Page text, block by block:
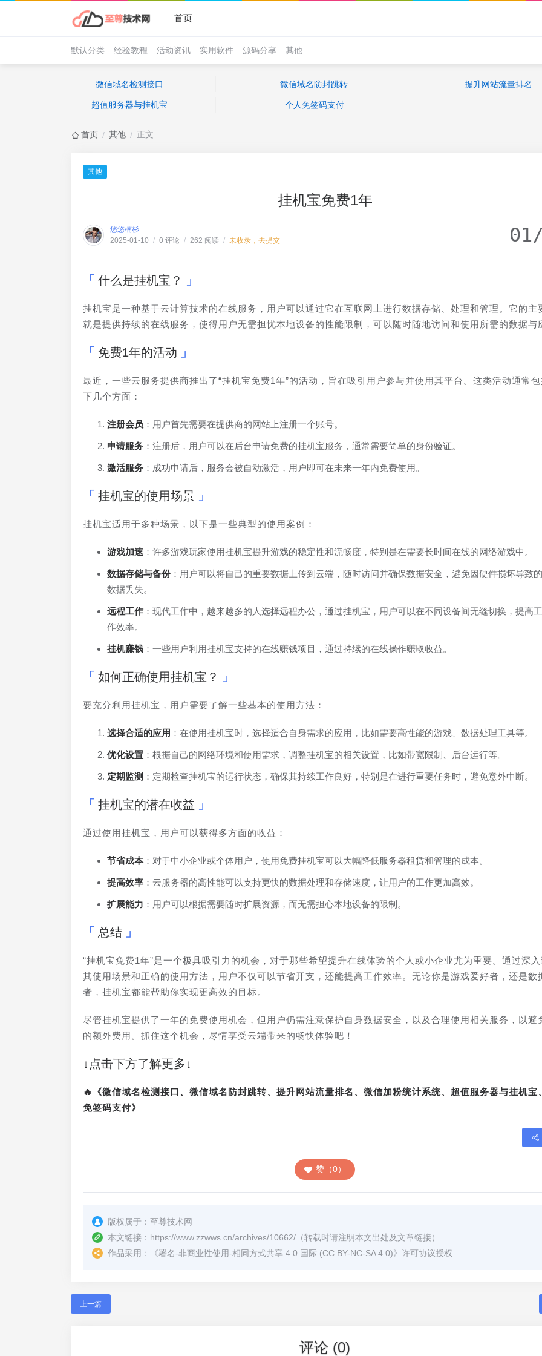
首页
默认分类 经验教程 活动资讯 实用软件 源码分享 其他
微信域名检测接口 微信域名防封跳转 提升网站流量排名
超值服务器与挂机宝 个人免签码支付
首页 / 其他 / 正文
其他
挂机宝免费1年
悠悠楠杉
2025-01-10 / 0 评论 / 262 阅读 / 未收录，去提交
什么是挂机宝？
挂机宝是一种基于云计算技术的在线服务，用户可以通过它在互联网上进行数据存储、处理和管理。它的主
就是提供持续的在线服务，使得用户无需担忧本地设备的性能限制，可以随时随地访问和使用所需的数据与
免费1年的活动
最近，一些云服务提供商推出了“挂机宝免费1年”的活动，旨在吸引用户参与并使用其平台。这类活动通常
下几个方面：
注册会员 ：用户首先需要在提供商的网站上注册一个账号。
申请服务 ：注册后，用户可以在后台申请免费的挂机宝服务，通常需要简单的身份验证。
激活服务 ：成功申请后，服务会被自动激活，用户即可在未来一年内免费使用。
挂机宝的使用场景
挂机宝适用于多种场景，以下是一些典型的使用案例：
游戏加速 ：许多游戏玩家使用挂机宝提升游戏的稳定性和流畅度，特别是在需要长时间在线的网络游戏中。
数据存储与备份：用户可以将自己的重要数据上传到云端，随时访问并确保数据安全，避免因硬件损坏导致的
数据丢失。
远程工作 ：现代工作中，越来越多的人选择远程办公，通过挂机宝，用户可以在不同设备间无缝切换，提高工
作效率。
挂机赚钱 ：一些用户利用挂机宝支持的在线赚钱项目，通过持续的在线操作赚取收益。
如何正确使用挂机宝？
要充分利用挂机宝，用户需要了解一些基本的使用方法：
选择合适的应用 ：在使用挂机宝时，选择适合自身需求的应用，比如需要高性能的游戏、数据处理工具等。
优化设置 ：根据自己的网络环境和使用需求，调整挂机宝的相关设置，比如带宽限制、后台运行等。
定期监测 ：定期检查挂机宝的运行状态，确保其持续工作良好，特别是在进行重要任务时，避免意外中断。
挂机宝的潜在收益
通过使用挂机宝，用户可以获得多方面的收益：
节省成本：对于中小企业或个体用户，使用免费挂机宝可以大幅降低服务器租赁和管理的成本。
提高效率 ：云服务器的高性能可以支持更快的数据处理和存储速度，让用户的工作更加高效。
扩展能力 ：用户可以根据需要随时扩展资源，而无需担心本地设备的限制。
总结
“挂机宝免费1年”是一个极具吸引力的机会，对于那些希望提升在线体验的个人或小企业尤为重要。通过深
其使用场景和正确的使用方法，用户不仅可以节省开支，还能提高工作效率。无论你是游戏爱好者，还是数
者，挂机宝都能帮助你实现更高效的目标。
尽管挂机宝提供了一年的免费使用机会，但用户仍需注意保护自身数据安全，以及合理使用相关服务，以避
的额外费用。抓住这个机会，尽情享受云端带来的畅快体验吧！
↓点击下方了解更多↓
🔥《微信域名检测接口、微信域名防封跳转、提升网站流量排名、微信加粉统计系统、超值服务器与挂机宝
免签码支付》
赞（0）
版权属于： 至尊技术网
本文链接： https://www.zzwws.cn/archives/10662/ （转载时请注明本文出处及文章链接）
作品采用：
《署名-非商业性使用-相同方式共享 4.0 国际 (CC BY-NC-SA 4.0)》许可协议授权
上一篇
评论 (0)